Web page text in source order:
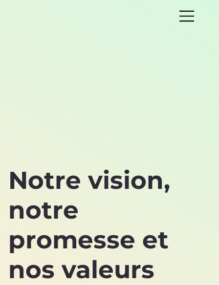
Notre vision,
notre
promesse et
nos valeurs